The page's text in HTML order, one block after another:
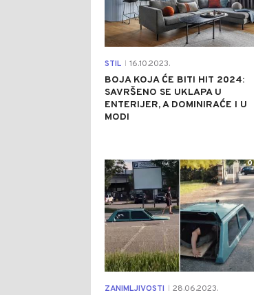
STIL 16.10.2023.
BOJA KOJA ĆE BITI HIT 2024:
SAVRŠENO SE UKLAPA U
ENTERIJER, A DOMINIRAĆE I U
MODI
ZANIMLJIVOSTI 28.06.2023.
0